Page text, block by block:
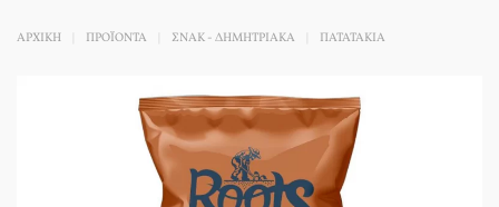
ΑΡΧΙΚΉ ΠΡΟΪΟΝΤΑ ΣΝΑΚ - ΔΗΜΗΤΡΙΑΚΑ ΠΑΤΑΤΆΚΙΑ